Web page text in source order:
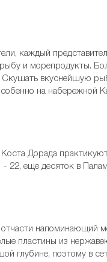
каждый
и морепродукты.
вкуснейшую
на набережной
Дорада
22, еще десяток в
отчасти напоминающий
пластины из
глубине, поэтому в